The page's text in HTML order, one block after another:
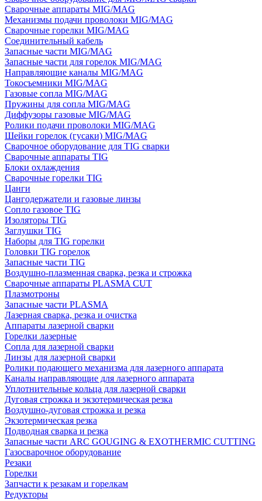
Сварочные аппараты MIG/MAG
Механизмы подачи проволоки MIG/MAG
Сварочные горелки MIG/MAG
Соединительный кабель
Запасные части MIG/MAG
Запасные части для горелок MIG/MAG
Направляющие каналы MIG/MAG
Токосъемники MIG/MAG
Газовые сопла MIG/MAG
Пружины для сопла MIG/MAG
Диффузоры газовые MIG/MAG
Ролики подачи проволоки MIG/MAG
Шейки горелок (гусаки) MIG/MAG
Сварочное оборудование для TIG сварки
Сварочные аппараты TIG
Блоки охлаждения
Сварочные горелки TIG
Цанги
Цангодержатели и газовые линзы
Сопло газовое TIG
Изоляторы TIG
Заглушки TIG
Наборы для TIG горелки
Головки TIG горелок
Запасные части TIG
Воздушно-плазменная сварка, резка и строжка
Сварочные аппараты PLASMA CUT
Плазмотроны
Запасные части PLASMA
Лазерная сварка, резка и очистка
Аппараты лазерной сварки
Горелки лазерные
Сопла для лазерной сварки
Линзы для лазерной сварки
Ролики подающего механизма для лазерного аппарата
Каналы направляющие для лазерного аппарата
Уплотнительные кольца для лазерной сварки
Дуговая строжка и экзотермическая резка
Воздушно-дуговая строжка и резка
Экзотермическая резка
Подводная сварка и резка
Запасные части ARC GOUGING & EXOTHERMIC CUTTING
Газосварочное оборудование
Резаки
Горелки
Запчасти к резакам и горелкам
Редукторы